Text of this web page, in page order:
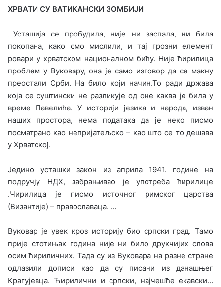
ХРВАТИ СУ ВАТИКАНСКИ ЗОМБИЈИ
…Усташија се пробудила, није ни заспала, ни била
покопана, како смо мислили, и тај грозни елемент
ровари у хрватском националном бићу. Није ћирилица
проблем у Вуковару, она је само изговор да се макну
преостали Срби. На било који начин.То ради држава
која се суштински не разликује од оне каква је била у
време Павелића. У историји језика и народа, изван
наших простора, нема података да је неко писмо
посматрано као непријатељско – као што се то дешава
у Хрватској.
Једино усташки закон из априла 1941. године на
подручју НДХ, забрањивао је употреба ћирилице
.Чирилица је писмо источног римског царства
(Византије) – православаца. …
Вуковар је увек кроз историју био српски град. Тамо
прије стотињак година није ни било друкчијих слова
осим ћириличних. Тада су из Вуковара на разне стране
одлазили дописи као да су писани из данашњег
Крагујевца. Ћирилични и српски, најчешће екавски…